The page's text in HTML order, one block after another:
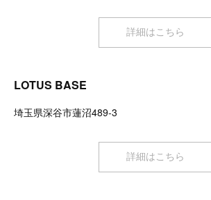
詳細はこちら
LOTUS BASE
埼玉県深谷市蓮沼489-3
詳細はこちら